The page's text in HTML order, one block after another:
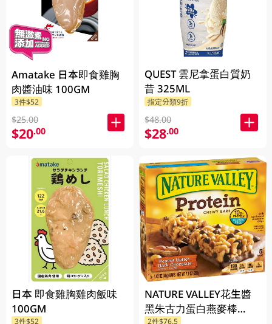
Amatake 日本即食雞胸
肉醬油味 100GM
3件$52
$25.00
$20.00
日本 即食雞胸雞肉飯味
100GM
3件$52
QUEST 雲尼拿蛋白質奶
昔 325ML
指定分類9折
$48.00
$28.00
NATURE VALLEY花生醬
黑朱古力蛋白燕麥棒
2件$76.5